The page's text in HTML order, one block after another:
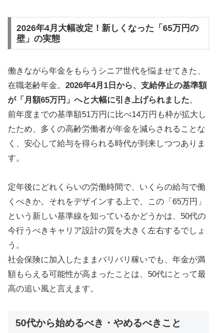
2026年4月大幅改定！新しくなった「65万円の
壁」の実態
働きながら年金をもらうシニア世代を悩ませてきた、
在職老齢年金。 2026年4月1日から、支給停止の基準額
が「月額65万円」へと大幅に引き上げられました。
前年度までの基準額51万円に比べ14万円も枠が拡大し
たため、多くの高齢労働者が年金を減らされることな
く、安心して給与を得られる時代が到来しつつありま
す。
定年後にどれくらいの労働時間で、いくらの給与で働
くべきか。それをデザインする上で、この「65万円」
という新しい基準線を知っているかどうかは、50代の
今行うべきキャリア設計の質を大きく左右するでしょ
う。
社会保険に加入したままバリバリ稼いでも、年金が満
額もらえる可能性が高まったことは、50代にとって最
高の追い風と言えます。
50代から始めるべき・やめるべきこと